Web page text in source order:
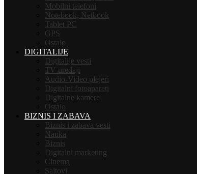
Mobilni telefoni
Notebook, Netbook
Tablet PC
GPS
Ostalo
DIGITALIJE
Digitalije vesti
TV uređaji
Audio-Video plejeri
Digitalni fotoaparati
Digitalne kamere
Ostalo
BIZNIS I ZABAVA
Biznis i zabava vesti
Nauka
Biznis
Digitalni marketing
Cinema
Sajtovi